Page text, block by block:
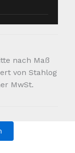
nach Maß
von Stahlog
MwSt.